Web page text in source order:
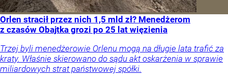
Orlen stracił przez nich 1,5 mld zł? Menedżerom
z czasów Obajtka grozi po 25 lat więzienia
Trzej byli menedżerowie Orlenu mogą na długie lata trafić za
kraty. Właśnie skierowano do sądu akt oskarżenia w sprawie
miliardowych strat państwowej spółki.